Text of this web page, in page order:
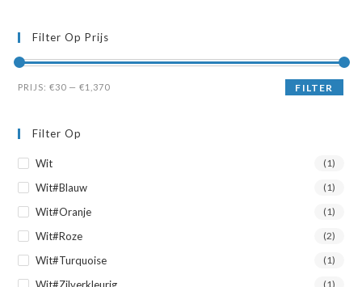
Filter Op Prijs
Min.
Max.
FILTER
PRIJS:€30 —€1,370
Filter Op
Wit (1)
Wit#Blauw (1)
Wit#Oranje (1)
Wit#Roze (2)
Wit#Turquoise (1)
Wit#Zilverkleurig (1)